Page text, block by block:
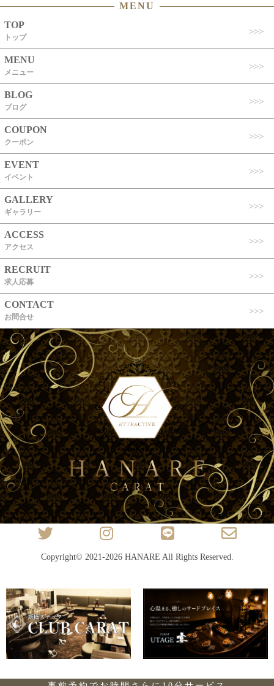
MENU
TOP
トップ
MENU
メニュー
BLOG
ブログ
COUPON
クーポン
EVENT
イベント
GALLERY
ギャラリー
ACCESS
アクセス
RECRUIT
求人応募
CONTACT
お問合せ
Copyright© 2021-2026 HANARE All Rights Reserved.